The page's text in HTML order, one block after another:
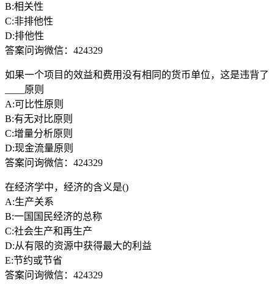
B:相关性
C:非排他性
D:排他性
答案问询微信：424329
如果一个项目的效益和费用没有相同的货币单位，这是违背了
____原则
A:可比性原则
B:有无对比原则
C:增量分析原则
D:现金流量原则
答案问询微信：424329
在经济学中，经济的含义是()
A:生产关系
B:一国国民经济的总称
C:社会生产和再生产
D:从有限的资源中获得最大的利益
E:节约或节省
答案问询微信：424329